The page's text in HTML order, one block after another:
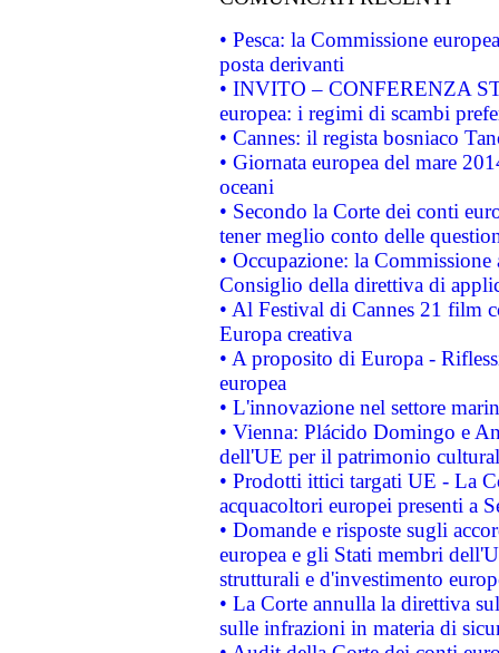
• Pesca: la Commissione
posta derivanti
• INVITO – CONFERENZA
europea: i regimi di scambi
• Cannes: il regista bosniaco
• Giornata europea del mare
oceani
• Secondo la Corte dei conti
tener meglio conto delle
• Occupazione: la
Consiglio della direttiva di
• Al Festival di Cannes 21 film
Europa creativa
• A proposito di Europa -
europea
• L'innovazione nel settore
• Vienna: Plácido Domingo e
dell'UE per il patrimonio
• Prodotti ittici targati UE - La
acquacoltori europei presenti a
• Domande e risposte sugli
europea e gli Stati membri
strutturali e d'investimento
• La Corte annulla la direttiva
sulle infrazioni in materia di